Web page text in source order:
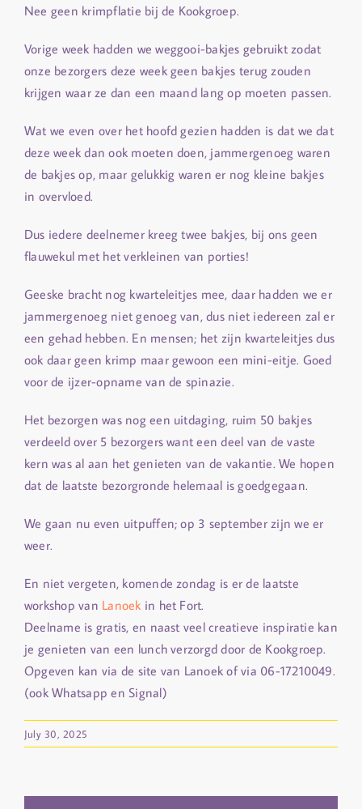
Nee geen krimpflatie bij de Kookgroep.
Vorige week hadden we weggooi-bakjes gebruikt zodat
onze bezorgers deze week geen bakjes terug zouden
krijgen waar ze dan een maand lang op moeten passen.
Wat we even over het hoofd gezien hadden is dat we dat
deze week dan ook moeten doen, jammergenoeg waren
de bakjes op, maar gelukkig waren er nog kleine bakjes
in overvloed.
Dus iedere deelnemer kreeg twee bakjes, bij ons geen
flauwekul met het verkleinen van porties!
Geeske bracht nog kwarteleitjes mee, daar hadden we er
jammergenoeg niet genoeg van, dus niet iedereen zal er
een gehad hebben. En mensen; het zijn kwarteleitjes dus
ook daar geen krimp maar gewoon een mini-eitje. Goed
voor de ijzer-opname van de spinazie.
Het bezorgen was nog een uitdaging, ruim 50 bakjes
verdeeld over 5 bezorgers want een deel van de vaste
kern was al aan het genieten van de vakantie. We hopen
dat de laatste bezorgronde helemaal is goedgegaan.
We gaan nu even uitpuffen; op 3 september zijn we er
weer.
En niet vergeten, komende zondag is er de laatste
workshop van Lanoek in het Fort.
Deelname is gratis, en naast veel creatieve inspiratie kan
je genieten van een lunch verzorgd door de Kookgroep.
Opgeven kan via de site van Lanoek of via 06-17210049.
(ook Whatsapp en Signal)
July 30, 2025